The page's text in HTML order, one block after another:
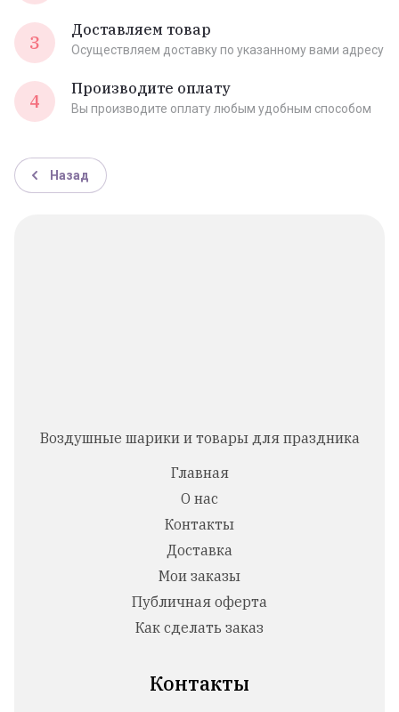
3
Доставляем товар
Осуществляем доставку по указанному вами адресу
4
Производите оплату
Вы производите оплату любым удобным способом
Назад
Воздушные шарики и товары для праздника
Главная
О нас
Контакты
Доставка
Мои заказы
Публичная оферта
Как сделать заказ
Контакты